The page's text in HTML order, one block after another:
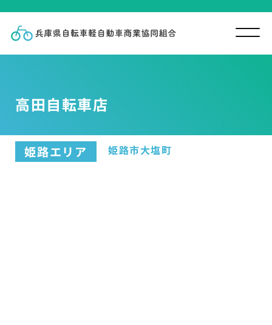
高田自転車店
姫路エリア 姫路市大塩町